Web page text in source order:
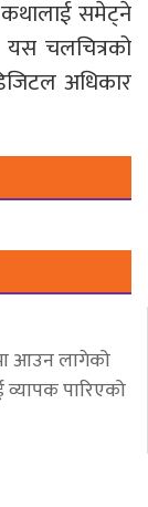
कथालाई समेट्ने
यस चलचित्रको
अधिकार
आउन लागेको
व्यापक पारिएको